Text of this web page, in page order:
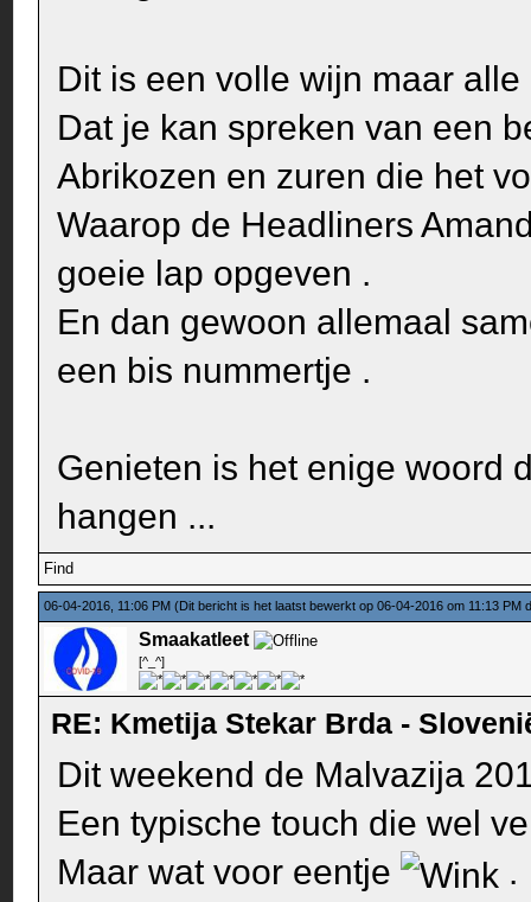
Dit is een volle wijn maar
Dat je kan spreken van een
Abrikozen en zuren die het
Waarop de Headliners
goeie lap opgeven .
En dan gewoon allemaal
een bis nummertje .
Genieten is het enige woord
hangen ...
Find
06-04-2016, 11:06 PM(Dit bericht is het laatst bewerkt op 06-04-2016 om 11:13 PM
Smaakatleet
[^_^]
RE: Kmetija Stekar Brda -
Dit weekend de Malvazija
Een typische touch die wel
Maar wat voor eentje
.